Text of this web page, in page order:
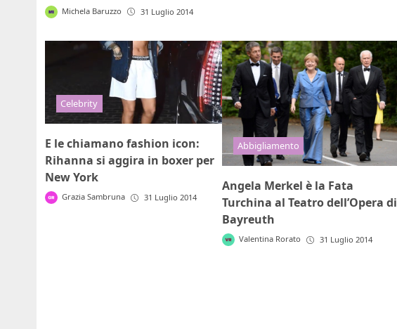
Michela Baruzzo 31 Luglio 2014
Celebrity
E le chiamano fashion icon:
Rihanna si aggira in boxer per
New York
Grazia Sambruna 31 Luglio 2014
Abbigliamento
Angela Merkel è la Fata
Turchina al Teatro dell’Opera di
Bayreuth
Valentina Rorato 31 Luglio 2014